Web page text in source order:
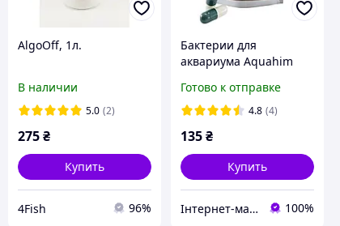
AlgoOff, 1л.
В наличии
5.0 (2)
275 ₴
Купить
4Fish 96%
Бактерии для
аквариума Aquahim
Proffi, 10 капсул
Готово к отправке
4.8 (4)
135₴
Купить
Інтернет-магазин "Aquahim Spiritol" 100%